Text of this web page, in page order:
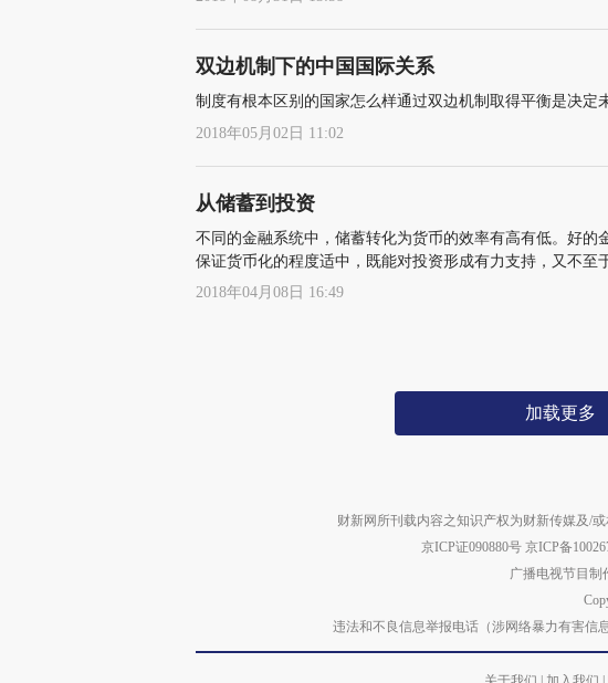
双边机制下的中国国际关系
制度有根本区别的国家怎么样通过双边机制取得平衡是决定
2018年05月02日 11:02
从储蓄到投资
不同的金融系统中，储蓄转化为货币的效率有高有低。好的
保证货币化的程度适中，既能对投资形成有力支持，又不至
2018年04月08日 16:49
加载更多
财新网所刊载内容之知识产权为财新传媒及/
京ICP证090880号 京ICP备
广播电视节目制
违法和不良信息举报电话（涉网络暴力有害信